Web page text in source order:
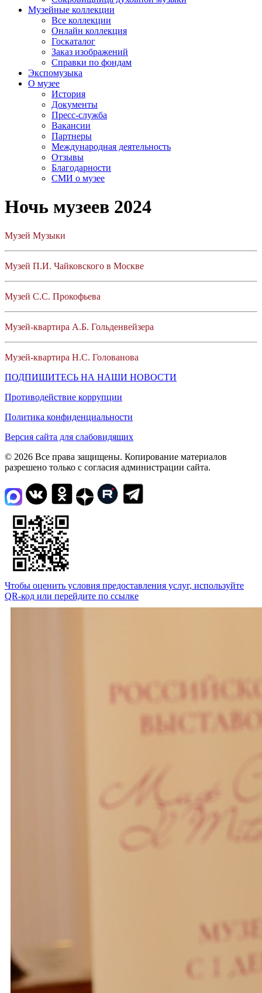
Музейные коллекции
Все коллекции
Онлайн коллекция
Госкаталог
Заказ изображений
Справки по фондам
Экспомузыка
О музее
История
Документы
Пресс-служба
Вакансии
Партнеры
Международная деятельность
Отзывы
Благодарности
СМИ о музее
Ночь музеев 2024
Музей Музыки
Музей П.И. Чайковского в Москве
Музей С.С. Прокофьева
Музей-квартира А.Б. Гольденвейзера
Музей-квартира Н.С. Голованова
ПОДПИШИТЕСЬ НА НАШИ НОВОСТИ
Противодействие коррупции
Политика конфиденциальности
Версия сайта для слабовидящих
© 2026 Все права защищены. Копирование материалов
разрешено только с согласия администрации сайта.
Чтобы оценить условия предоставления услуг, используйте
QR-код или перейдите по ссылке